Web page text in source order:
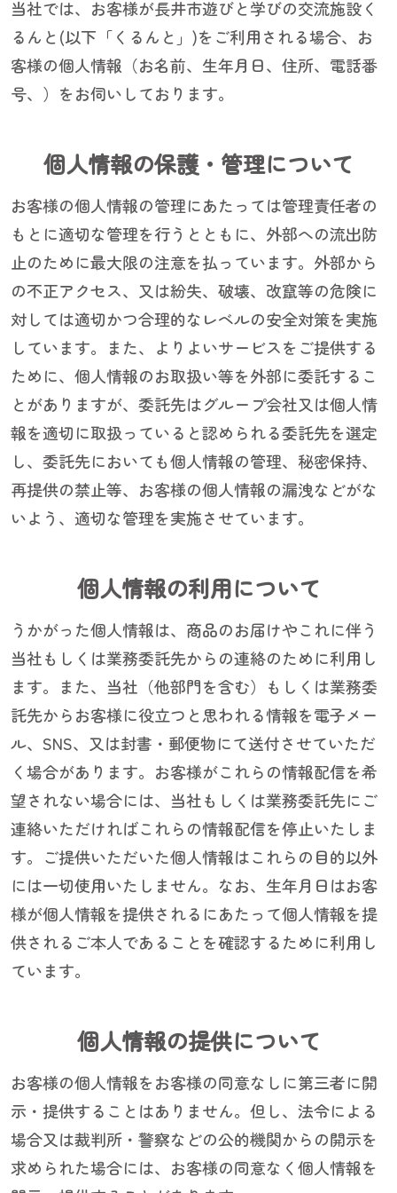
当社では、お客様が長井市遊びと学びの交流施設く
るんと(以下「くるんと」)をご利用される場合、お
客様の個人情報（お名前、生年月日、住所、電話番
号、）をお伺いしております。
個人情報の保護・管理について
お客様の個人情報の管理にあたっては管理責任者の
もとに適切な管理を行うとともに、外部への流出防
止のために最大限の注意を払っています。外部から
の不正アクセス、又は紛失、破壊、改竄等の危険に
対しては適切かつ合理的なレベルの安全対策を実施
しています。また、よりよいサービスをご提供する
ために、個人情報のお取扱い等を外部に委託するこ
とがありますが、委託先はグループ会社又は個人情
報を適切に取扱っていると認められる委託先を選定
し、委託先においても個人情報の管理、秘密保持、
再提供の禁止等、お客様の個人情報の漏洩などがな
いよう、適切な管理を実施させています。
個人情報の利用について
うかがった個人情報は、商品のお届けやこれに伴う
当社もしくは業務委託先からの連絡のために利用し
ます。また、当社（他部門を含む）もしくは業務委
託先からお客様に役立つと思われる情報を電子メー
ル、SNS、又は封書・郵便物にて送付させていただ
く場合があります。お客様がこれらの情報配信を希
望されない場合には、当社もしくは業務委託先にご
連絡いただければこれらの情報配信を停止いたしま
す。ご提供いただいた個人情報はこれらの目的以外
には一切使用いたしません。なお、生年月日はお客
様が個人情報を提供されるにあたって個人情報を提
供されるご本人であることを確認するために利用し
ています。
個人情報の提供について
お客様の個人情報をお客様の同意なしに第三者に開
示・提供することはありません。但し、法令による
場合又は裁判所・警察などの公的機関からの開示を
求められた場合には、お客様の同意なく個人情報を